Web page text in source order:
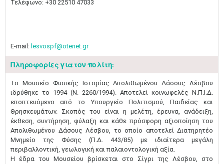
Τελέφωνο: +30 22510 47033
E-mail: lesvospf@otenet.gr
Πληροφορίες για τον πολίτη:
Το Μουσείο Φυσικής Ιστορίας Απολιθωμένου Δάσους Λέσβου
ιδρύθηκε το 1994 (Ν. 2260/1994). Αποτελεί κοινωφελές Ν.Π.Ι.Δ.
εποπτευόμενο από το Υπουργείο Πολιτισμού, Παιδείας και
Θρησκευμάτων. Σκοπός του είναι η μελέτη, έρευνα, ανάδειξη,
έκθεση, συντήρηση, φύλαξη και κάθε πρόσφορη αξιοποίηση του
Απολιθωμένου Δάσους Λέσβου, το οποίο αποτελεί Διατηρητέο
Μνημείο της Φύσης (Π.Δ. 443/85) με ιδιαίτερα μεγάλη
περιβαλλοντική, γεωλογική και παλαιοντολογική αξία.
Η έδρα του Μουσείου βρίσκεται στο Σίγρι της Λέσβου, στο